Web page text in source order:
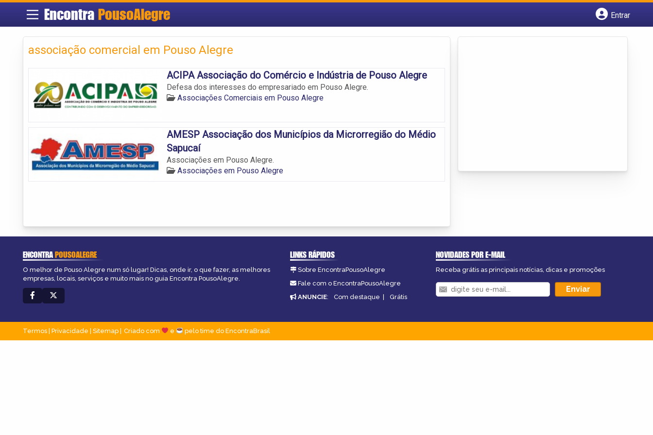
Encontra PousoAlegre
Entrar
associação comercial em Pouso Alegre
ACIPA Associação do Comércio e Indústria de Pouso Alegre
Defesa dos interesses do empresariado em Pouso Alegre.
Associações Comerciais em Pouso Alegre
AMESP Associação dos Municípios da Microrregião do Médio
Sapucaí
Associações em Pouso Alegre.
Associações em Pouso Alegre
ENCONTRAPOUSOALEGRE
O melhor de Pouso Alegre num só lugar! Dicas, onde ir, o que fazer, as melhores
empresas, locais, serviços e muito mais no guia Encontra PousoAlegre.
LINKS RÁPIDOS
Sobre EncontraPousoAlegre
Fale com o EncontraPousoAlegre
ANUNCIE: Com destaque | Grátis
NOVIDADES POR E-MAIL
Receba grátis as principais notícias, dicas e promoções
Termos Privacidade Sitemap Criado com e pelo time do EncontraBrasil